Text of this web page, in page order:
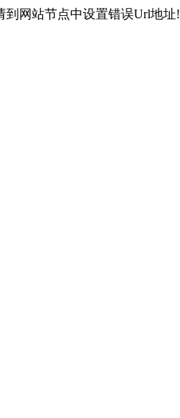
到网站节点中设置错误Url地址!